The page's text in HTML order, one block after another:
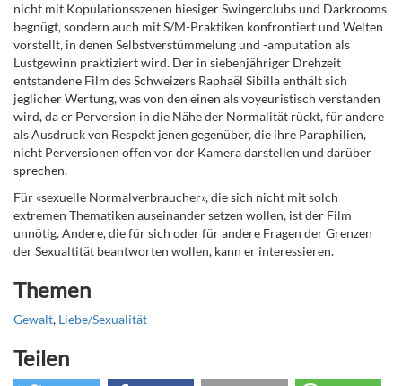
nicht mit Kopulationsszenen hiesiger Swingerclubs und Darkrooms
begnügt, sondern auch mit S/M-Praktiken konfrontiert und Welten
vorstellt, in denen Selbstverstümmelung und -amputation als
Lustgewinn praktiziert wird. Der in siebenjähriger Drehzeit
entstandene Film des Schweizers Raphaël Sibilla enthält sich
jeglicher Wertung, was von den einen als voyeuristisch verstanden
wird, da er Perversion in die Nähe der Normalität rückt, für andere
als Ausdruck von Respekt jenen gegenüber, die ihre Paraphilien,
nicht Perversionen offen vor der Kamera darstellen und darüber
sprechen.
Für «sexuelle Normalverbraucher», die sich nicht mit solch
extremen Thematiken auseinander setzen wollen, ist der Film
unnötig. Andere, die für sich oder für andere Fragen der Grenzen
der Sexualtität beantworten wollen, kann er interessieren.
Themen
Gewalt, Liebe/Sexualität
Teilen